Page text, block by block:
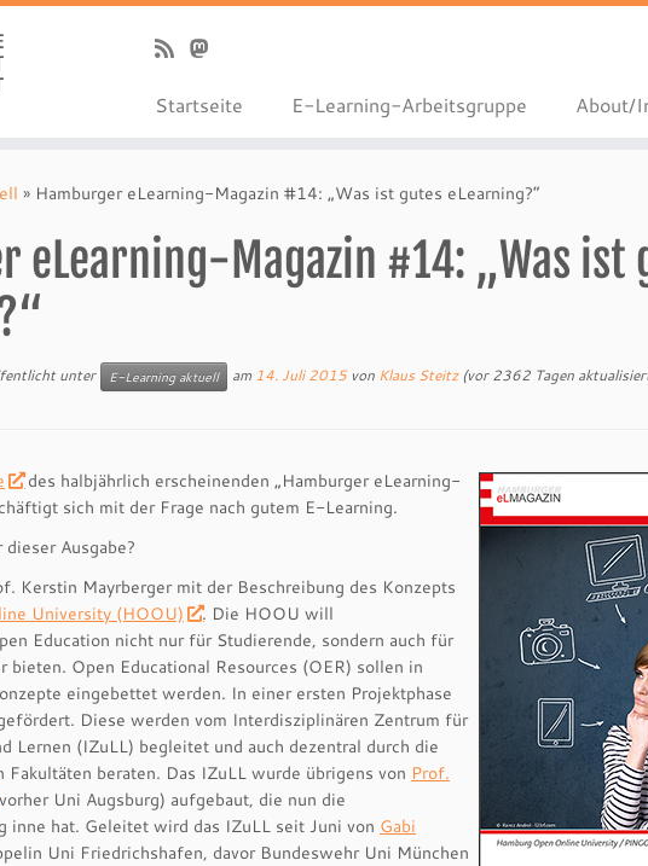
Startseite E-Learning-Arbeitsgruppe About/
» Hamburger eLearning-Magazin #14: „Was ist gutes eLearning?“
eLearning-Magazin #14: „Was ist
unter E-Learning aktuell am 14. Juli 2015 von Klaus Steitz(vor 2362 Tagen
des halbjährlich erscheinenden „Hamburger eLearning-
sich mit der Frage nach gutem E-Learning.
Ausgabe?
Kerstin Mayrberger mit der Beschreibung des Konzepts
University (HOOU)
. Die HOOU will
Education nicht nur für Studierende, sondern auch für
bieten. Open Educational Resources (OER) sollen in
eingebettet werden. In einer ersten Projektphase
Diese werden vom Interdisziplinären Zentrum für
Lernen (IZuLL) begleitet und auch dezentral durch die
beraten. Das IZuLL wurde übrigens von Prof.
Uni Augsburg) aufgebaut, die nun die
inne hat. Geleitet wird das IZuLL seit Juni von Gabi
Uni Friedrichshafen, davor Bundeswehr Uni München